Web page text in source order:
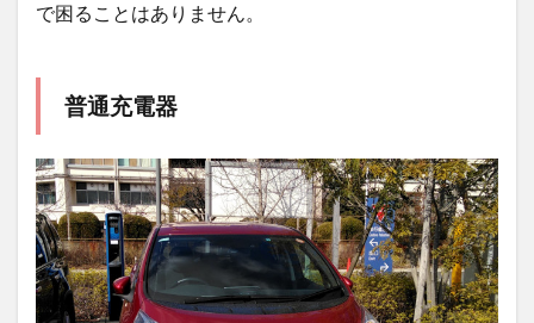
で困ることはありません。
普通充電器